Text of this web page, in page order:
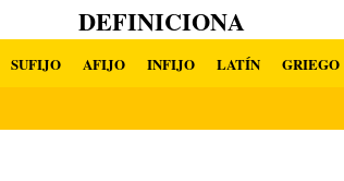
DEFINICIONA
SUFIJO AFIJO INFIJO LATÍN GRIEGO